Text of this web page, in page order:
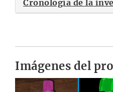
Cronología de la
Imágenes del